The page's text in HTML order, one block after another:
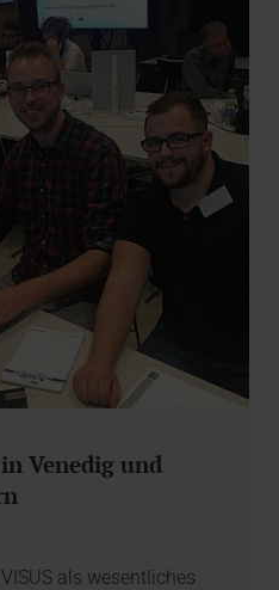
Venedig und
als wesentliches